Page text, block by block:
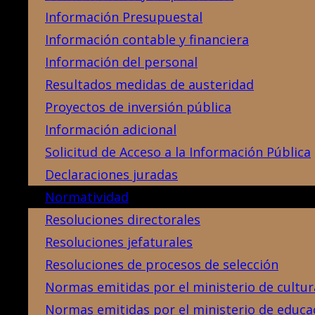
Información Presupuestal
Información contable y financiera
Información del personal
Resultados medidas de austeridad
Proyectos de inversión pública
Información adicional
Solicitud de Acceso a la Información Pública
Declaraciones juradas
Normatividad
Resoluciones directorales
Resoluciones jefaturales
Resoluciones de procesos de selección
Normas emitidas por el ministerio de
Normas emitidas por el ministerio de